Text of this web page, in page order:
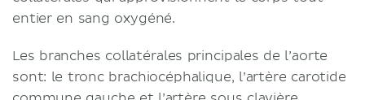
entier en sang oxygéné.
Les branches collatérales principales de l’aorte
sont: le tronc brachiocéphalique, l’artère carotide